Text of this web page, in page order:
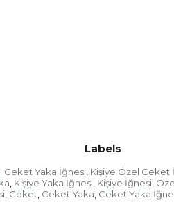
Labels
Ceket Yaka İğnesi, Kişiye Özel Ceket
, Kişiye Yaka İğnesi, Kişiye İğnesi,
, Ceket, Ceket Yaka, Ceket Yaka